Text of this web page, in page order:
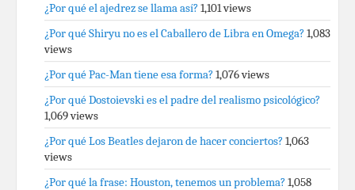
¿Por qué el ajedrez se llama así? 1,101 views
¿Por qué Shiryu no es el Caballero de Libra en Omega? 1,083
views
¿Por qué Pac-Man tiene esa forma? 1,076 views
¿Por qué Dostoievski es el padre del realismo psicológico?
1,069 views
¿Por qué Los Beatles dejaron de hacer conciertos? 1,063
views
¿Por qué la frase: Houston, tenemos un problema? 1,058